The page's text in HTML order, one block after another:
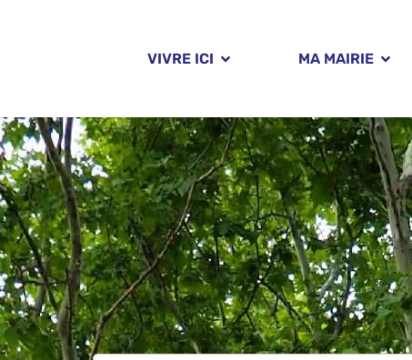
VIVRE ICI MA MAIRIE